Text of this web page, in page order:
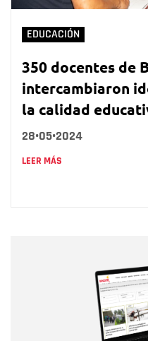
EDUCACIÓN
350 docentes de
intercambiaron
la calidad
28•05•2024
LEER MÁS
Correo electrónico